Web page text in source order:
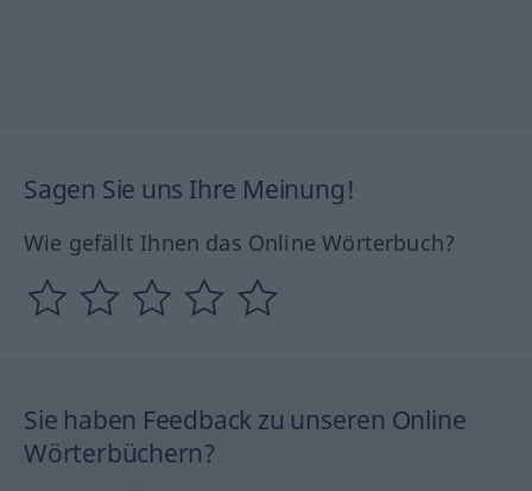
Sagen Sie uns Ihre Meinung!
Wie gefällt Ihnen das Online Wörterbuch?
Sie haben Feedback zu unseren Online
Wörterbüchern?